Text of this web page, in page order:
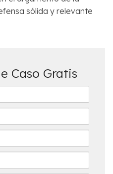
sólida y relevante
Caso Gratis